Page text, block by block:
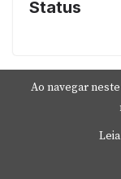
Status
Ao navegar